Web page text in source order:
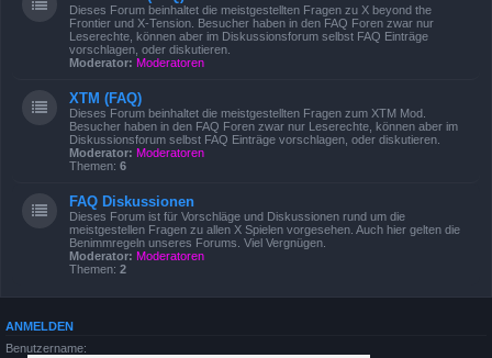
Dieses Forum beinhaltet die meistgestellten Fragen zu X beyond the
Frontier und X-Tension. Besucher haben in den FAQ Foren zwar nur
Leserechte, können aber im Diskussionsforum selbst FAQ Einträge
vorschlagen, oder diskutieren.
Moderator: Moderatoren
XTM (FAQ)
Dieses Forum beinhaltet die meistgestellten Fragen zum XTM Mod.
Besucher haben in den FAQ Foren zwar nur Leserechte, können aber im
Diskussionsforum selbst FAQ Einträge vorschlagen, oder diskutieren.
Moderator: Moderatoren
Themen: 6
FAQ Diskussionen
Dieses Forum ist für Vorschläge und Diskussionen rund um die
meistgestellen Fragen zu allen X Spielen vorgesehen. Auch hier gelten die
Benimmregeln unseres Forums. Viel Vergnügen.
Moderator: Moderatoren
Themen: 2
ANMELDEN
Benutzername: